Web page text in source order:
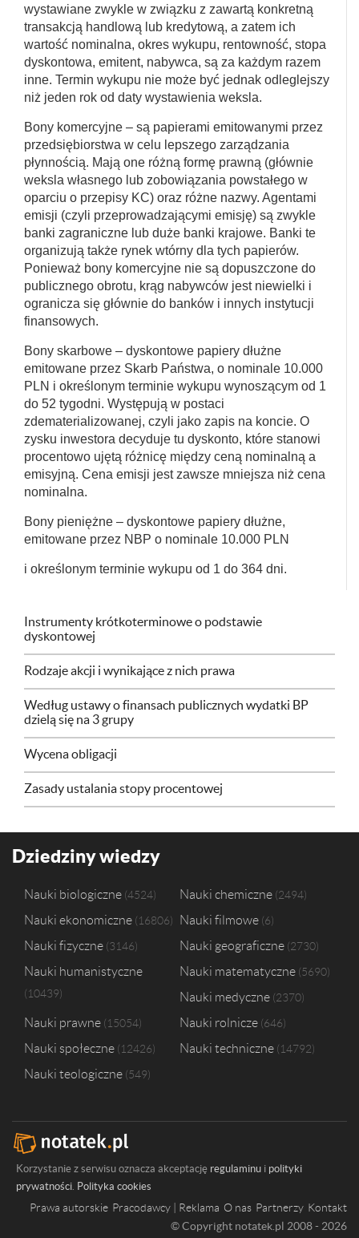
wystawiane zwykle w związku z zawartą konkretną
transakcją handlową lub kredytową, a zatem ich
wartość nominalna, okres wykupu, rentowność, stopa
dyskontowa, emitent, nabywca, są za każdym razem
inne. Termin wykupu nie może być jednak odleglejszy
niż jeden rok od daty wystawienia weksla.
Bony komercyjne – są papierami emitowanymi przez
przedsiębiorstwa w celu lepszego zarządzania
płynnością. Mają one różną formę prawną (głównie
weksla własnego lub zobowiązania powstałego w
oparciu o przepisy KC) oraz różne nazwy. Agentami
emisji (czyli przeprowadzającymi emisję) są zwykle
banki zagraniczne lub duże banki krajowe. Banki te
organizują także rynek wtórny dla tych papierów.
Ponieważ bony komercyjne nie są dopuszczone do
publicznego obrotu, krąg nabywców jest niewielki i
ogranicza się głównie do banków i innych instytucji
finansowych.
Bony skarbowe – dyskontowe papiery dłużne
emitowane przez Skarb Państwa, o nominale 10.000
PLN i określonym terminie wykupu wynoszącym od 1
do 52 tygodni. Występują w postaci
zdematerializowanej, czyli jako zapis na koncie. O
zysku inwestora decyduje tu dyskonto, które stanowi
procentowo ujętą różnicę między ceną nominalną a
emisyjną. Cena emisji jest zawsze mniejsza niż cena
nominalna.
Bony pieniężne – dyskontowe papiery dłużne,
emitowane przez NBP o nominale 10.000 PLN
i określonym terminie wykupu od 1 do 364 dni.
Instrumenty krótkoterminowe o podstawie
dyskontowej
Rodzaje akcji i wynikające z nich prawa
Według ustawy o finansach publicznych wydatki BP
dzielą się na 3 grupy
Wycena obligacji
Zasady ustalania stopy procentowej
Dziedziny wiedzy
Nauki biologiczne 4524 Nauki chemiczne 2494
Nauki ekonomiczne 16806 Nauki filmowe 6
Nauki fizyczne 3146 Nauki geograficzne 2730
Nauki humanistyczne
10439
Nauki matematyczne 5690
Nauki medyczne 2370
Nauki prawne 15054 Nauki rolnicze 646
Nauki społeczne 12426 Nauki techniczne 14792
Nauki teologiczne 549
Korzystanie z serwisu oznacza akceptację regulaminu i polityki
prywatności. Polityka cookies
Prawa autorskie Pracodawcy | Reklama O nas Partnerzy Kontakt
© Copyright notatek.pl 2008 - 2026